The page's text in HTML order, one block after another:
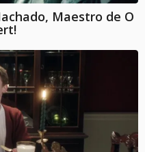
Maestro de O